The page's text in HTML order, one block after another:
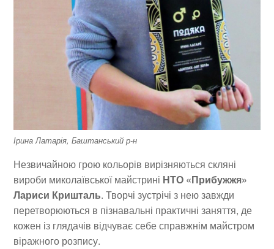
Ірина Латарія, Баштанський р-н
Незвичайною грою кольорів вирізняються скляні
вироби миколаївської майстрині НТО «Прибужжя»
Лариси Кришталь. Творчі зустрічі з нею завжди
перетворюються в пізнавальні практичні заняття, де
кожен із глядачів відчуває себе справжнім майстром
віражного розпису.